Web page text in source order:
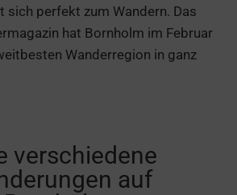
sich perfekt zum Wandern. Das
hat Bornholm im Februar
Wanderregion in ganz
verschiedene
auf